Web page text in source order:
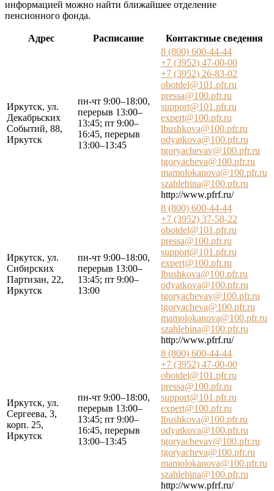
информацией можно найти ближайшее отделение
пенсионного фонда.
Адрес Расписание Контактные сведения
Иркутск, ул.
Декабрьских
Событий, 88,
Иркутск
пн-чт 9:00–18:00,
перерыв 13:00–
13:45; пт 9:00–
16:45, перерыв
13:00–13:45
8 (800) 600-44-44
+7 (3952) 47-00-00
+7 (3952) 26-83-02
obotdel@101.pfr.ru
pressa@100.pfr.ru
support@101.pfr.ru
expert@100.pfr.ru
lbushkova@100.pfr.ru
odyatkova@100.pfr.ru
tgoryachevav@100.pfr.ru
tgoryacheva@100.pfr.ru
mamolokanova@100.pfr.ru
szahlebina@100.pfr.ru
http://www.pfrf.ru/
Иркутск, ул.
Сибирских
Партизан, 22,
Иркутск
пн-чт 9:00–18:00,
перерыв 13:00–
13:45; пт 9:00–
13:00
8 (800) 600-44-44
+7 (3952) 37-58-22
obotdel@101.pfr.ru
pressa@100.pfr.ru
support@101.pfr.ru
expert@100.pfr.ru
lbushkova@100.pfr.ru
odyatkova@100.pfr.ru
tgoryachevav@100.pfr.ru
tgoryacheva@100.pfr.ru
mamolokanova@100.pfr.ru
szahlebina@100.pfr.ru
http://www.pfrf.ru/
Иркутск, ул.
Сергеева, 3,
корп. 25,
Иркутск
пн-чт 9:00–18:00,
перерыв 13:00–
13:45; пт 9:00–
16:45, перерыв
13:00–13:45
8 (800) 600-44-44
+7 (3952) 47-00-00
obotdel@101.pfr.ru
pressa@100.pfr.ru
support@101.pfr.ru
expert@100.pfr.ru
lbushkova@100.pfr.ru
odyatkova@100.pfr.ru
tgoryachevav@100.pfr.ru
tgoryacheva@100.pfr.ru
mamolokanova@100.pfr.ru
szahlebina@100.pfr.ru
http://www.pfrf.ru/